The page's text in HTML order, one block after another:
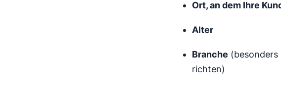
Ort, an dem Ihre
Alter
Branche
richten)